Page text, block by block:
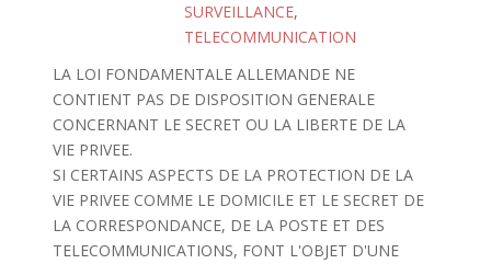
SURVEILLANCE,
TELECOMMUNICATION
LA LOI FONDAMENTALE ALLEMANDE NE
CONTIENT PAS DE DISPOSITION GENERALE
CONCERNANT LE SECRET OU LA LIBERTE DE LA
VIE PRIVEE.
SI CERTAINS ASPECTS DE LA PROTECTION DE LA
VIE PRIVEE COMME LE DOMICILE ET LE SECRET DE
LA CORRESPONDANCE, DE LA POSTE ET DES
TELECOMMUNICATIONS, FONT L'OBJET D'UNE